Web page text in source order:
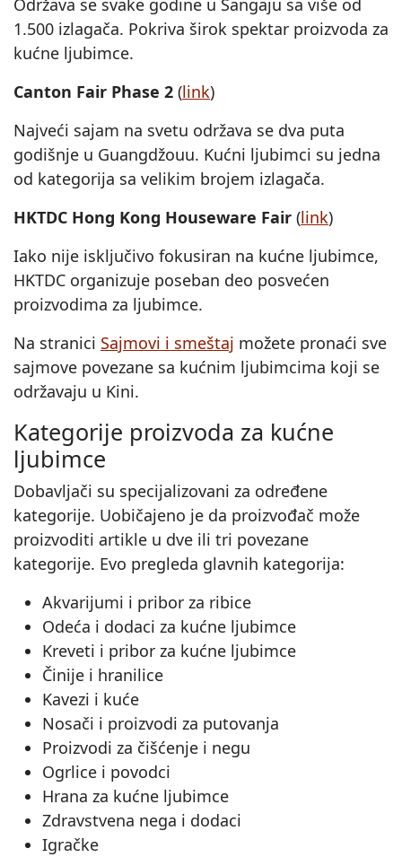
Održava se svake godine u Šangaju sa više od
1.500 izlagača. Pokriva širok spektar proizvoda za
kućne ljubimce.
Canton Fair Phase 2 (link)
Najveći sajam na svetu održava se dva puta
godišnje u Guangdžouu. Kućni ljubimci su jedna
od kategorija sa velikim brojem izlagača.
HKTDC Hong Kong Houseware Fair (link)
Iako nije isključivo fokusiran na kućne ljubimce,
HKTDC organizuje poseban deo posvećen
proizvodima za ljubimce.
Na stranici Sajmovi i smeštaj možete pronaći sve
sajmove povezane sa kućnim ljubimcima koji se
održavaju u Kini.
Kategorije proizvoda za kućne
ljubimce
Dobavljači su specijalizovani za određene
kategorije. Uobičajeno je da proizvođač može
proizvoditi artikle u dve ili tri povezane
kategorije. Evo pregleda glavnih kategorija:
Akvarijumi i pribor za ribice
Odeća i dodaci za kućne ljubimce
Kreveti i pribor za kućne ljubimce
Činije i hranilice
Kavezi i kuće
Nosači i proizvodi za putovanja
Proizvodi za čišćenje i negu
Ogrlice i povodci
Hrana za kućne ljubimce
Zdravstvena nega i dodaci
Igračke